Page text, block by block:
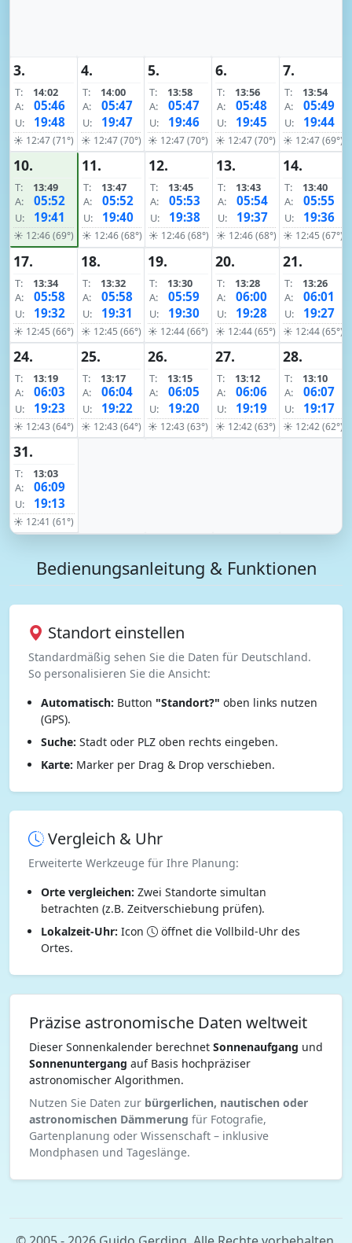
3.
T:
14:02
A:
05:46
U: 19:48
☀ 12:47 (71°)
4.
T:
14:00
A:
05:47
U: 19:47
☀ 12:47 (70°)
5.
T:
13:58
A:
05:47
U: 19:46
☀ 12:47 (70°)
6.
T:
13:56
A:
05:48
U: 19:45
☀ 12:47 (70°)
7.
T:
13:54
A:
05:49
U: 19:44
☀ 12:47 (69°)
10.
T:
13:49
A:
05:52
U: 19:41
☀ 12:46 (69°)
11.
T:
13:47
A:
05:52
U: 19:40
☀ 12:46 (68°)
12.
T:
13:45
A:
05:53
U: 19:38
☀ 12:46 (68°)
13.
T:
13:43
A:
05:54
U: 19:37
☀ 12:46 (68°)
14.
T:
13:40
A:
05:55
U: 19:36
☀ 12:45 (67°)
17.
T:
13:34
A:
05:58
U: 19:32
☀ 12:45 (66°)
18.
T:
13:32
A:
05:58
U: 19:31
☀ 12:45 (66°)
19.
T:
13:30
A:
05:59
U: 19:30
☀ 12:44 (66°)
20.
T:
13:28
A:
06:00
U: 19:28
☀ 12:44 (65°)
21.
T:
13:26
A:
06:01
U: 19:27
☀ 12:44 (65°)
24.
T:
13:19
A:
06:03
U: 19:23
☀ 12:43 (64°)
25.
T:
13:17
A:
06:04
U: 19:22
☀ 12:43 (64°)
26.
T:
13:15
A:
06:05
U: 19:20
☀ 12:43 (63°)
27.
T:
13:12
A:
06:06
U: 19:19
☀ 12:42 (63°)
28.
T:
13:10
A:
06:07
U: 19:17
☀ 12:42 (62°)
31.
T:
13:03
A:
06:09
U: 19:13
☀ 12:41 (61°)
Bedienungsanleitung & Funktionen
Standort einstellen
Standardmäßig sehen Sie die Daten für Deutschland.
So personalisieren Sie die Ansicht:
Automatisch: Button "Standort?" oben links nutzen
(GPS).
Suche: Stadt oder PLZ oben rechts eingeben.
Karte: Marker per Drag & Drop verschieben.
Vergleich & Uhr
Erweiterte Werkzeuge für Ihre Planung:
Orte vergleichen: Zwei Standorte simultan
betrachten (z.B. Zeitverschiebung prüfen).
Lokalzeit-Uhr: Icon
öffnet die Vollbild-Uhr des
Ortes.
Präzise astronomische Daten weltweit
Dieser Sonnenkalender berechnet Sonnenaufgang und
Sonnenuntergang auf Basis hochpräziser
astronomischer Algorithmen.
Nutzen Sie Daten zur bürgerlichen, nautischen oder
astronomischen Dämmerung für Fotografie,
Gartenplanung oder Wissenschaft – inklusive
Mondphasen und Tageslänge.